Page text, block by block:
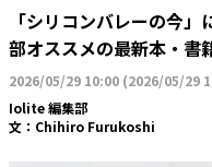
「シリコンバレーの今
部オススメの最新本・書
2026/05/29 10:00 (2026/05/29
Iolite 編集部
文： Chihiro Furukoshi